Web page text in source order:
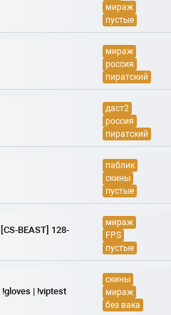
мираж
пустые
мираж
россия
пиратский
даст2
россия
пиратский
паблик
скины
пустые
BEAST] 128-
мираж
FPS
пустые
!gloves | !viptest
скины
мираж
без вака